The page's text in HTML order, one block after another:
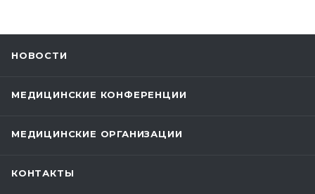
НОВОСТИ
МЕДИЦИНСКИЕ КОНФЕРЕНЦИИ
МЕДИЦИНСКИЕ ОРГАНИЗАЦИИ
КОНТАКТЫ